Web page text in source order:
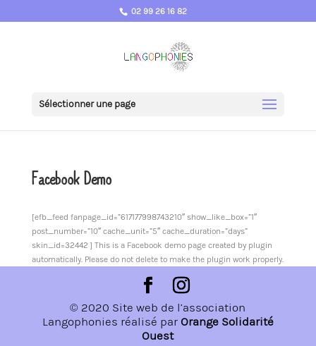
02 99 26 16 82
Sélectionner une page
Facebook Demo
[efb_feed fanpage_id=”617177998743210″ show_like_box=”1″
post_number=”10″ cache_unit=”5″ cache_duration=”days”
skin_id=32442 ] This is a Facebook demo page created by plugin
automatically. Please do not delete to make the plugin work properly.
© 2020 Site web de l’association
Langophonies réalisé par Orange Solidarité
Ouest